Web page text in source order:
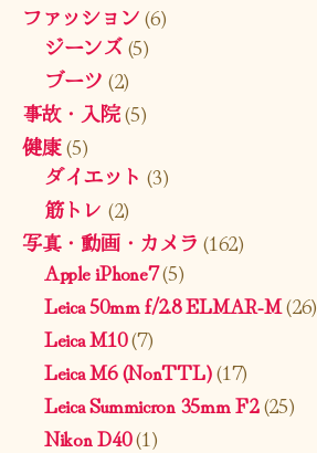
ファッション(6)
ジーンズ(5)
ブーツ (2)
事故・入院(5)
健康(5)
ダイエット (3)
筋トレ (2)
写真・動画・カメラ (162)
Apple iPhone7(5)
Leica 50mm f/2.8 ELMAR-M(26)
Leica M10(7)
Leica M6 (NonTTL)(17)
Leica Summicron 35mm F2(25)
Nikon D40(1)